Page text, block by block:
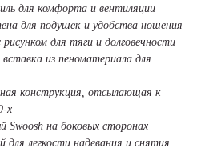
для комфорта и вентиляции
для подушек и удобства ношения
для тяги и долговечности
вставка из пеноматериала для
конструкция, отсылающая к
х
на боковых сторонах
для легкости надевания и снятия